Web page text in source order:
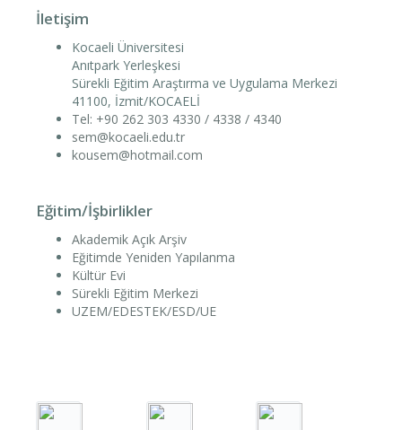
İletişim
Kocaeli Üniversitesi
Anıtpark Yerleşkesi
Sürekli Eğitim Araştırma ve Uygulama Merkezi
41100, İzmit/KOCAELİ
Tel: +90 262 303 4330 / 4338 / 4340
sem@kocaeli.edu.tr
kousem@hotmail.com
Eğitim/İşbirlikler
Akademik Açık Arşiv
Eğitimde Yeniden Yapılanma
Kültür Evi
Sürekli Eğitim Merkezi
UZEM/EDESTEK/ESD/UE